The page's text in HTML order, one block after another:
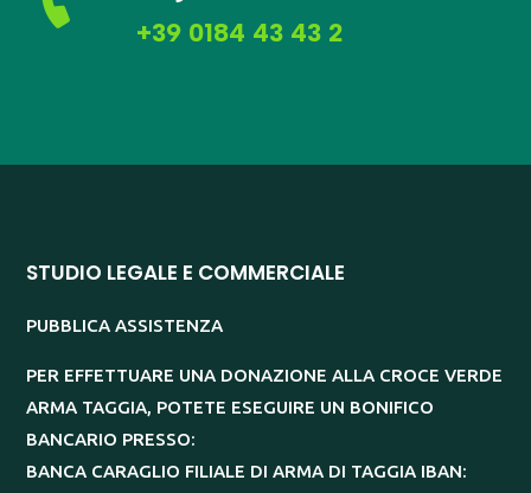
+39 0184 43 43 2
STUDIO LEGALE E COMMERCIALE
PUBBLICA ASSISTENZA
PER EFFETTUARE UNA DONAZIONE ALLA CROCE VERDE
ARMA TAGGIA, POTETE ESEGUIRE UN BONIFICO
BANCARIO PRESSO:
BANCA CARAGLIO FILIALE DI ARMA DI TAGGIA IBAN: